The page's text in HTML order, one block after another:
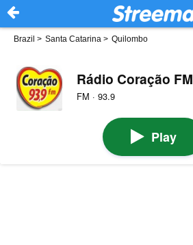
Brazil > Santa Catarina > Quilombo
Rádio Coração FM
FM · 93.9
Play